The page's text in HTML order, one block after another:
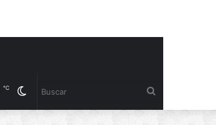
Cambiar
℃